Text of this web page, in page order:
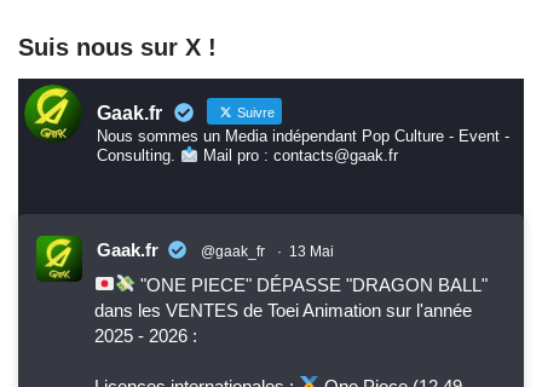
Suis nous sur X !
Gaak.fr Suivre
Nous sommes un Media indépendant Pop Culture - Event -
Consulting.
Mail pro : contacts@gaak.fr
Gaak.fr @gaak_fr · 13 Mai
"ONE PIECE" DÉPASSE "DRAGON BALL"
dans les VENTES de Toei Animation sur l'année
2025 - 2026 :